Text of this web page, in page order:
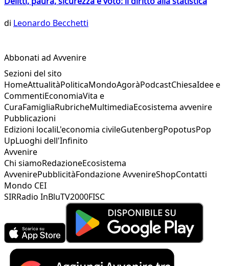
di Leonardo Becchetti
Abbonati ad Avvenire
Sezioni del sito
HomeAttualitàPoliticaMondoAgoràPodcastChiesaIdee e
CommentiEconomiaVita e
CuraFamigliaRubricheMultimediaEcosistema avvenire
Pubblicazioni
Edizioni localiL'economia civileGutenbergPopotusPop
UpLuoghi dell'Infinito
Avvenire
Chi siamoRedazioneEcosistema
AvvenirePubblicitàFondazione AvvenireShopContatti
Mondo CEI
SIRRadio InBluTV2000FISC